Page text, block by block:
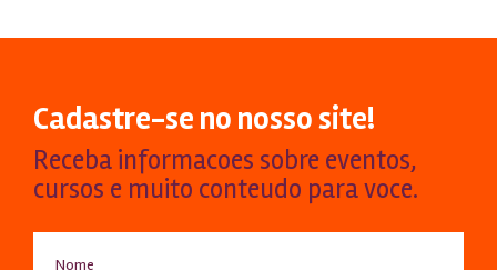
Cadastre-se no nosso site!
Receba informacoes sobre eventos,
cursos e muito conteudo para voce.